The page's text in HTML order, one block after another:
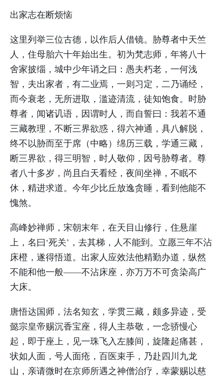
出家志在断烦恼
这里列举三位古德，以作后人借镜。胁尊者中天竺
人，住母胎六十年始出生。初为梵志师，年将八十
舍家披缁，城中少年诮之曰：愚夫朽老，一何浅
智，夫出家者，有二业焉，一则习定，二乃诵经，
而今衰老，无所进取，滥迹清流，徒知饱食。时胁
尊者，闻诸讥语，因谓时人，而自誓曰：我若不通
三藏教理，不断三界欲惑，得六神通，具八解脱，
终不以胁而至于席（中略）绵历三载，学通三藏，
断三界欲，得三明智，时人敬仰，因号胁尊者。尊
者八十多岁，尚且白天看经，夜间坐禅，不眠不
休，精进求道。今年少比丘放逸贪睡，看到他能不
愧煞。
高峰妙禅师，宋朝末年，在天目山修行，住悬崖
上，名曰‘死关’，去其梯，人不能到。立愿三年不沾
床橙，遂得悟道。出家人应效法他精勤办道，纵然
不能和他一般——不沾床座，亦万万不可贪染高广
大床。
唐悟达国师，法名知玄，学贯三藏，颇多异迹，受
懿宗皇帝赐沉香宝座，得人主恭敬，一念骄慢心
起，即于座上，见一珠飞入左膝间，旋隆起痛甚，
状如人面，号人面疮，百医束手，乃赴四川九龙
山，亲请微时在京师所遇之神僧治疗，幸蒙赐以慈